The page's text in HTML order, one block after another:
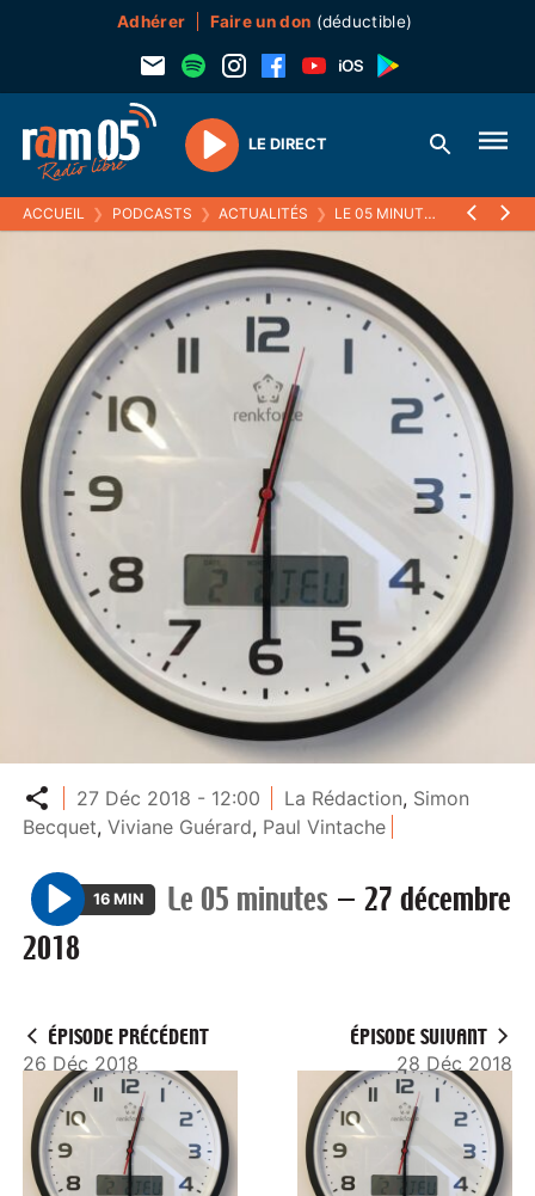
Adhérer Faire un don (déductible)
Play
LE DIRECT
ACCUEIL ❯ PODCASTS ❯ ACTUALITÉS ❯ LE 05 MINUTES 27
Partager
27 Déc 2018 - 12:00 La Rédaction, Simon
Becquet,Viviane Guérard, Paul Vintache
P
l
16 MIN Le 05 minutes — 27 décembre
2018
ÉPISODE PRÉCÉDENT
26 Déc 2018
ÉPISODE SUIVANT
28 Déc 2018